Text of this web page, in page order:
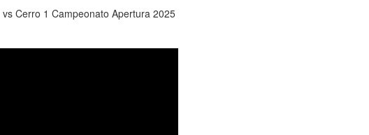
Cerro 1 Campeonato Apertura 2025